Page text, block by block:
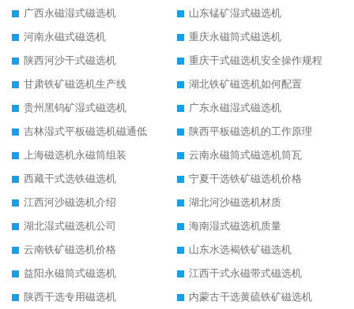
广西永磁湿式磁选机
山东锰矿湿式磁选机
河南永磁式磁选机
重庆永磁筒式磁选机
陕西河沙干式磁选机
重庆干式磁选机安全操作规程
甘肃铁矿磁选机生产线
湖北铁矿磁选机如何配置
贵州黑钨矿湿式磁选机
广东永磁湿式磁选机
吉林湿式平板磁选机磁通低
陕西平板磁选机的工作原理
上海磁选机永磁筒组装
云南永磁筒式磁选机筒瓦
西藏干式选铁磁选机
宁夏干选铁矿磁选机价格
江西河沙磁选机介绍
湖北河沙磁选机材质
湖北湿式磁选机公司
海南湿式磁选机质量
云南铁矿磁选机价格
山东水选褐铁矿磁选机
益阳永磁筒式磁选机
江西干式永磁带式磁选机
陕西干选专用磁选机
内蒙古干选黄硫铁矿磁选机